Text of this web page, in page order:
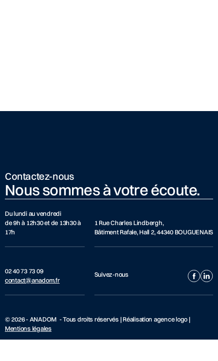
Contactez-nous
Nous sommes à votre écoute.
Du lundi au vendredi
de 9h à 12h30 et de 13h30 à
17h
1 Rue Charles Lindbergh,
Bâtiment Rafale, Hall 2, 44340 BOUGUENAIS
02 40 73 73 09
contact@anadom.fr
Suivez-nous
© 2026 - ANADOM - Tous droits réservés | Réalisation agence logo |
Mentions légales